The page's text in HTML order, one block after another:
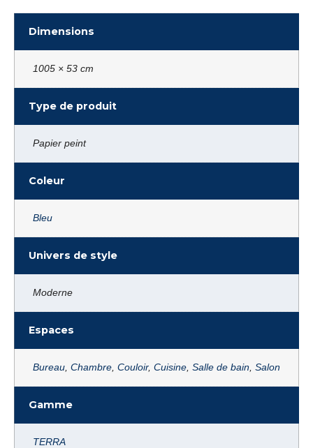
Dimensions
1005 × 53 cm
Type de produit
Papier peint
Coleur
Bleu
Univers de style
Moderne
Espaces
Bureau Chambre Couloir, Cuisine Salle de bain Salon
Gamme
TERRA